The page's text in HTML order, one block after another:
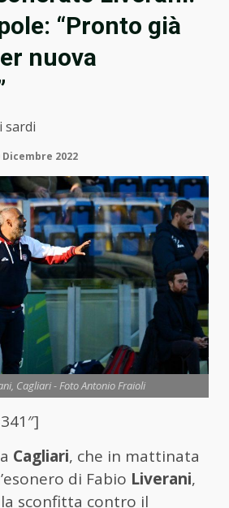
“Pronto già
nuova
sardi
Dicembre 2022
Cagliari - Foto Antonio Fraioli
Cagliari, che in mattinata
di Fabio Liverani,
sconfitta contro il